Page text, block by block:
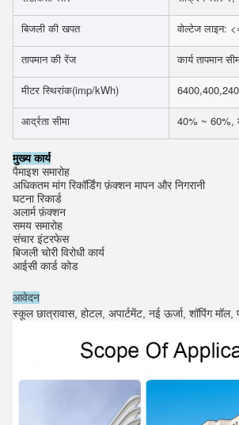
बिजली की खपत वोल्टेज लाइन:
तापमान की रेंज कार्य तापमान
मीटर स्थिरांक(imp/kWh) 6400,400,240
आर्द्रता सीमा 40% ~ 60%,
मुख्य कार्य
पैमाइश समारोह
अधिकतम मांग रिकॉर्डिंग फ़ंक्शन मापन और निगरानी
घटना रिकार्ड
अलार्म फ़ंक्शन
समय समारोह
संचार इंटरफेस
बिजली चोरी विरोधी कार्य
आईसी कार्ड कोड
आवेदन
स्कूल छात्रावास, होटल, अपार्टमेंट, नई ऊर्जा, शॉपिंग मॉल,